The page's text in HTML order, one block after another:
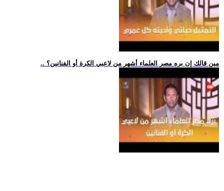
.. مين قالك إن بره مصر العلماء أشهر من لاعبي الكرة أو الفنانين؟